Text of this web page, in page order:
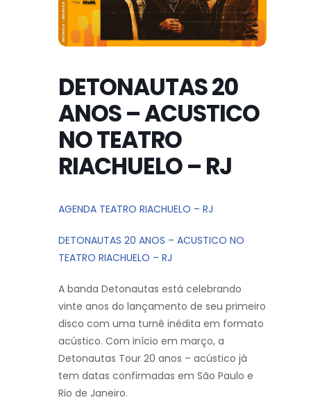
DETONAUTAS 20
ANOS – ACUSTICO
NO TEATRO
RIACHUELO – RJ
AGENDA TEATRO RIACHUELO – RJ
DETONAUTAS 20 ANOS – ACUSTICO NO
TEATRO RIACHUELO – RJ
A banda Detonautas está celebrando
vinte anos do lançamento de seu primeiro
disco com uma turnê inédita em formato
acústico. Com início em março, a
Detonautas Tour 20 anos – acústico já
tem datas confirmadas em São Paulo e
Rio de Janeiro.